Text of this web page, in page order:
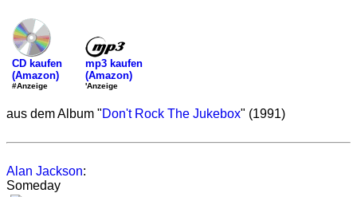
CD kaufen
(Amazon)
#Anzeige
mp3 kaufen
(Amazon)
'Anzeige
aus dem Album "Don't Rock The Jukebox" (1991)
Alan Jackson:
Someday